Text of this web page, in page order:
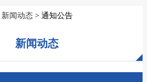
新闻动态> 通知公告
新闻动态